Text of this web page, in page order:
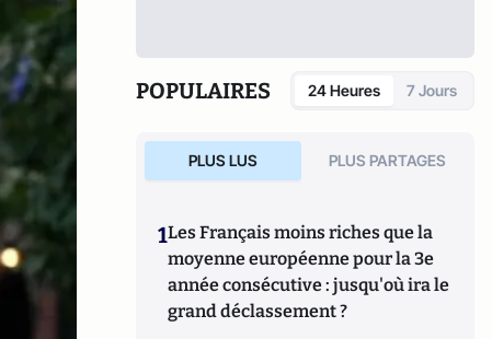
POPULAIRES 24 Heures 7 Jours
PLUS LUS PLUS PARTAGES
1Les Français moins riches que la
moyenne européenne pour la 3e
année consécutive : jusqu'où ira le
grand déclassement ?